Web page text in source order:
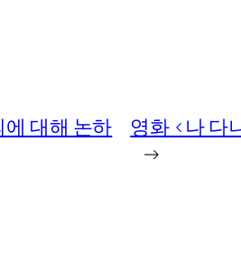
대해 논하
영화 <나 다
→